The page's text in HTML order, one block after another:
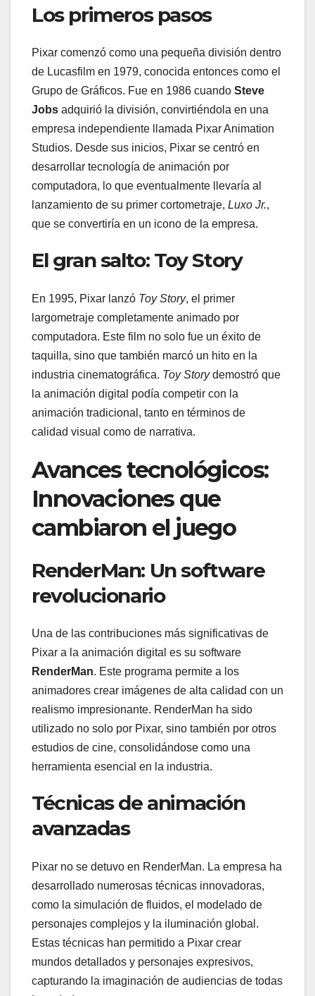
Los primeros pasos
Pixar comenzó como una pequeña división dentro
de Lucasfilm en 1979, conocida entonces como el
Grupo de Gráficos. Fue en 1986 cuando Steve
Jobs adquirió la división, convirtiéndola en una
empresa independiente llamada Pixar Animation
Studios. Desde sus inicios, Pixar se centró en
desarrollar tecnología de animación por
computadora, lo que eventualmente llevaría al
lanzamiento de su primer cortometraje, Luxo Jr.,
que se convertiría en un icono de la empresa.
El gran salto: Toy Story
En 1995, Pixar lanzó Toy Story, el primer
largometraje completamente animado por
computadora. Este film no solo fue un éxito de
taquilla, sino que también marcó un hito en la
industria cinematográfica. Toy Storydemostró que
la animación digital podía competir con la
animación tradicional, tanto en términos de
calidad visual como de narrativa.
Avances tecnológicos:
Innovaciones que
cambiaron el juego
RenderMan: Un software
revolucionario
Una de las contribuciones más significativas de
Pixar a la animación digital es su software
RenderMan. Este programa permite a los
animadores crear imágenes de alta calidad con un
realismo impresionante. RenderMan ha sido
utilizado no solo por Pixar, sino también por otros
estudios de cine, consolidándose como una
herramienta esencial en la industria.
Técnicas de animación
avanzadas
Pixar no se detuvo en RenderMan. La empresa ha
desarrollado numerosas técnicas innovadoras,
como la simulación de fluidos, el modelado de
personajes complejos y la iluminación global.
Estas técnicas han permitido a Pixar crear
mundos detallados y personajes expresivos,
capturando la imaginación de audiencias de todas